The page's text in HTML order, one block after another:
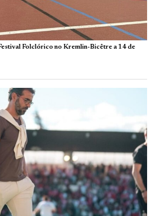
Folclórico no Kremlin-Bicêtre a 14 de